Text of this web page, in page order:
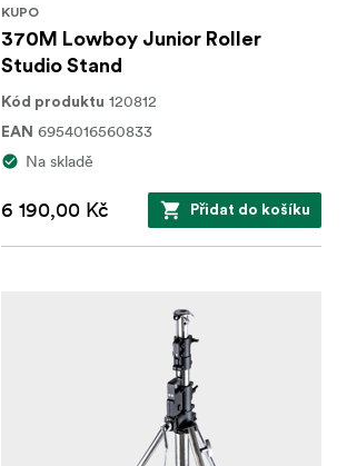
KUPO
370M Lowboy Junior Roller
Studio Stand
Kód produktu 120812
EAN 6954016560833
Na skladě
6 190,00 Kč Přidat do košíku